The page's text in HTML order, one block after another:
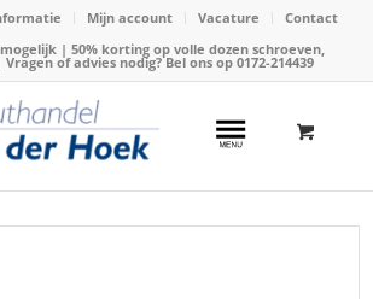
Mijn account Vacature
Contact
| 50% korting op volle dozen schroeven,
of advies nodig? Bel ons op 0172-214439
/ Tuinkussens
antraciet (Talen 03441)